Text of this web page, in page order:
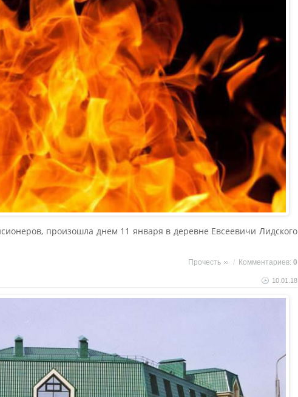
произошла днем 11 января в деревне Евсеевичи Лидского
Прочесть / Комментариев: 0
10.01.18